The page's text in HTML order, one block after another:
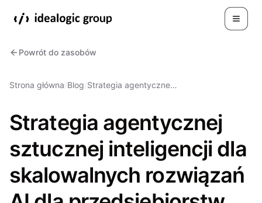
Powrót do zasobów
Strona główna/Blog/Strategia agentyczne…
Strategia agentycznej
sztucznej inteligencji dla
skalowalnych rozwiązań